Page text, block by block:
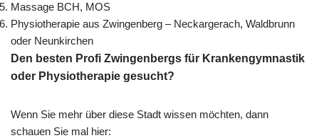
Massage BCH, MOS
Physiotherapie aus Zwingenberg – Neckargerach, Waldbrunn
oder Neunkirchen
Den besten Profi Zwingenbergs für Krankengymnastik
oder Physiotherapie gesucht?
Wenn Sie mehr über diese Stadt wissen möchten, dann
schauen Sie mal hier: